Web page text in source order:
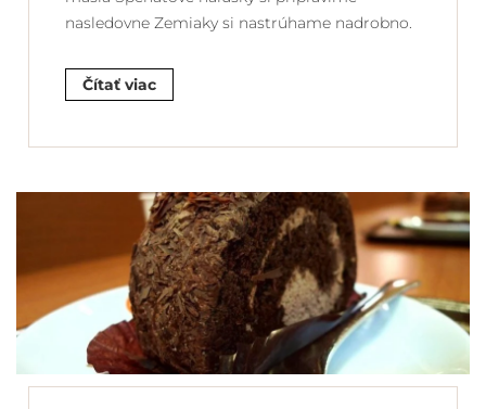
nasledovne Zemiaky si nastrúhame nadrobno.
Čítať viac